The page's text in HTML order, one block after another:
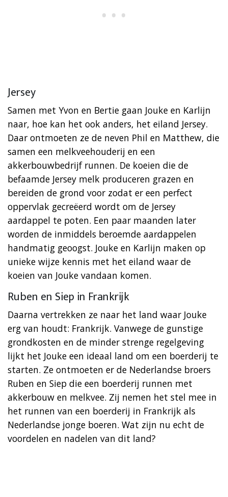
Jersey
Samen met Yvon en Bertie gaan Jouke en Karlijn
naar, hoe kan het ook anders, het eiland Jersey.
Daar ontmoeten ze de neven Phil en Matthew, die
samen een melkveehouderij en een
akkerbouwbedrijf runnen. De koeien die de
befaamde Jersey melk produceren grazen en
bereiden de grond voor zodat er een perfect
oppervlak gecreëerd wordt om de Jersey
aardappel te poten. Een paar maanden later
worden de inmiddels beroemde aardappelen
handmatig geoogst. Jouke en Karlijn maken op
unieke wijze kennis met het eiland waar de
koeien van Jouke vandaan komen.
Ruben en Siep in Frankrijk
Daarna vertrekken ze naar het land waar Jouke
erg van houdt: Frankrijk. Vanwege de gunstige
grondkosten en de minder strenge regelgeving
lijkt het Jouke een ideaal land om een boerderij te
starten. Ze ontmoeten er de Nederlandse broers
Ruben en Siep die een boerderij runnen met
akkerbouw en melkvee. Zij nemen het stel mee in
het runnen van een boerderij in Frankrijk als
Nederlandse jonge boeren. Wat zijn nu echt de
voordelen en nadelen van dit land?